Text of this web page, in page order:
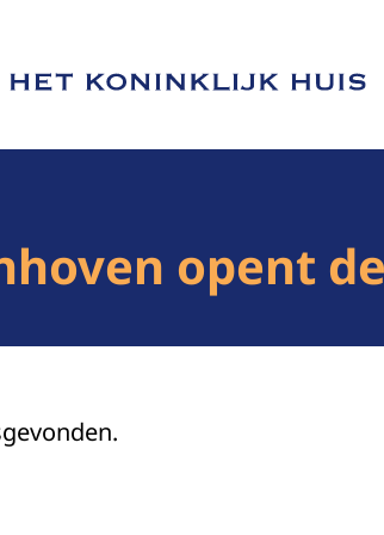
van Het Koninklijk Huis
opent